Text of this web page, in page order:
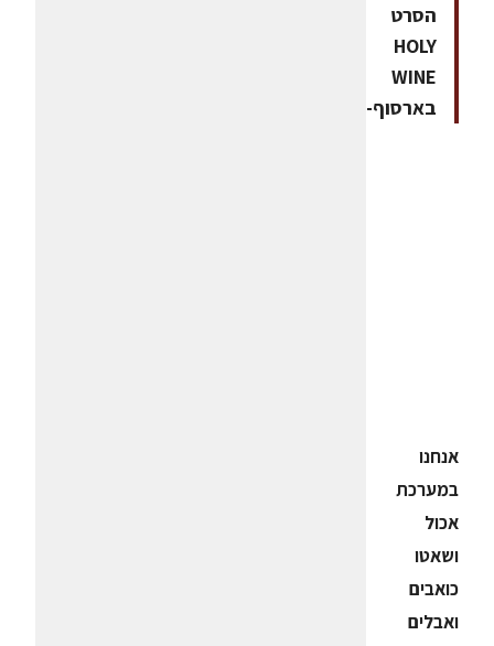
הסרט
HOLY
WINE
בארסוף-קדם
אנחנו
במערכת
אכול
ושאטו
כואבים
ואבלים